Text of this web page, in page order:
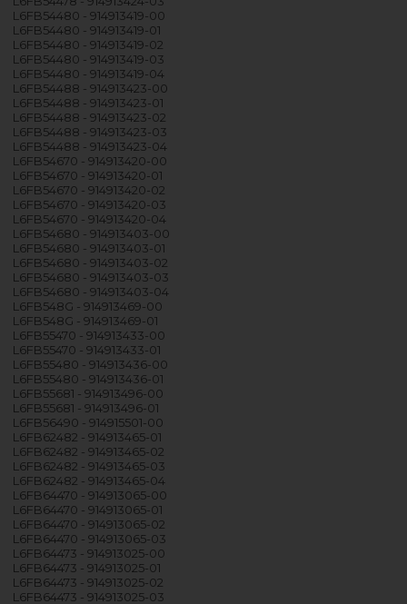
L6FB54480 - 914913419-00
L6FB54480 - 914913419-01
L6FB54480 - 914913419-02
L6FB54480 - 914913419-03
L6FB54480 - 914913419-04
L6FB54488 - 914913423-00
L6FB54488 - 914913423-01
L6FB54488 - 914913423-02
L6FB54488 - 914913423-03
L6FB54488 - 914913423-04
L6FB54670 - 914913420-00
L6FB54670 - 914913420-01
L6FB54670 - 914913420-02
L6FB54670 - 914913420-03
L6FB54670 - 914913420-04
L6FB54680 - 914913403-00
L6FB54680 - 914913403-01
L6FB54680 - 914913403-02
L6FB54680 - 914913403-03
L6FB54680 - 914913403-04
L6FB548G - 914913469-00
L6FB548G - 914913469-01
L6FB55470 - 914913433-00
L6FB55470 - 914913433-01
L6FB55480 - 914913436-00
L6FB55480 - 914913436-01
L6FB55681 - 914913496-00
L6FB55681 - 914913496-01
L6FB56490 - 914915501-00
L6FB62482 - 914913465-01
L6FB62482 - 914913465-02
L6FB62482 - 914913465-03
L6FB62482 - 914913465-04
L6FB64470 - 914913065-00
L6FB64470 - 914913065-01
L6FB64470 - 914913065-02
L6FB64470 - 914913065-03
L6FB64473 - 914913025-00
L6FB64473 - 914913025-01
L6FB64473 - 914913025-02
L6FB64473 - 914913025-03